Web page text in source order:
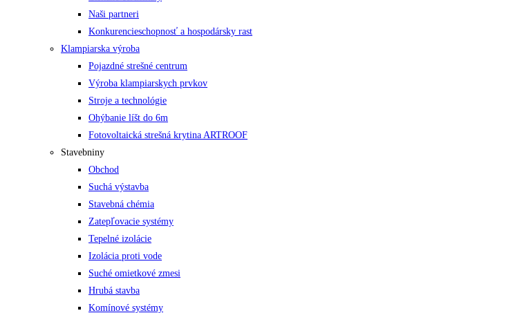
Naši partneri
Konkurencieschopnosť a hospodársky rast
Klampiarska výroba
Pojazdné strešné centrum
Výroba klampiarskych prvkov
Stroje a technológie
Ohýbanie líšt do 6m
Fotovoltaická strešná krytina ARTROOF
Stavebniny
Obchod
Suchá výstavba
Stavebná chémia
Zatepľovacie systémy
Tepelné izolácie
Izolácia proti vode
Suché omietkové zmesi
Hrubá stavba
Komínové systémy